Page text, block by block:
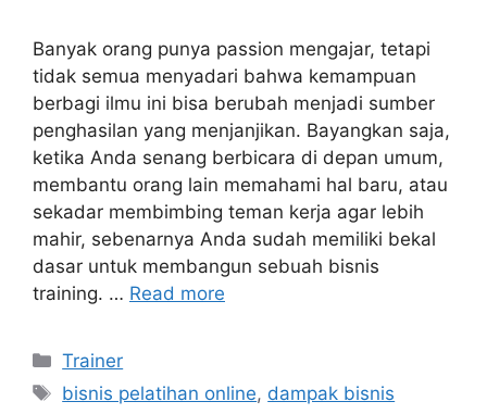
Banyak orang punya passion mengajar, tetapi
tidak semua menyadari bahwa kemampuan
berbagi ilmu ini bisa berubah menjadi sumber
penghasilan yang menjanjikan. Bayangkan saja,
ketika Anda senang berbicara di depan umum,
membantu orang lain memahami hal baru, atau
sekadar membimbing teman kerja agar lebih
mahir, sebenarnya Anda sudah memiliki bekal
dasar untuk membangun sebuah bisnis
training. … Read more
Trainer
bisnis pelatihan online, dampak bisnis